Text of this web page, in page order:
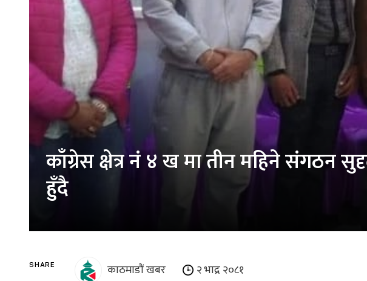
काँग्रेस क्षेत्र नं ४ ख मा तीन महिने संगठन
हुँदै
SHARE काठमाडौं खबर २ भाद्र २०८१